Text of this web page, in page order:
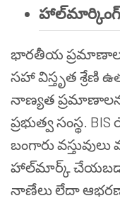
హాల్‌మార్కింగ్
భారతీయ ప్రమాణాల
సహా విస్తృత శ్రేణి
నాణ్యత
ప్రభుత్వ సంస్థ.
బంగారు
హాల్‌మార్క్ చేయబడాలి.
నాణేలు లేదా